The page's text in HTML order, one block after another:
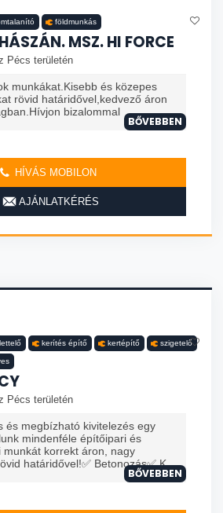
földmunkás
MSZ. HI FORCE
Pécs területén
munkákat.Kisebb és közepes
rövid határidővel,kedvező áron
bizalommal
BŐVEBBEN
HÍVÁS MOBILON
AJÁNLATKÉRÉS
kerítés építő kertépítő szigetelő
Pécs területén
és megbízható kivitelezés egy
mindenféle építőipari és
munkát korrekt áron, nagy
határidővel!✅ Betonozás✅ K...
BŐVEBBEN